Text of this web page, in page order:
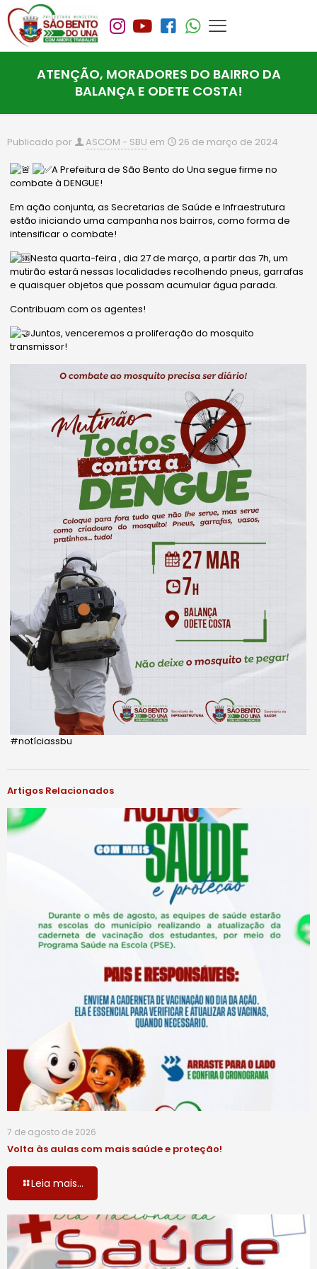
ATENÇÃO, MORADORES DO BAIRRO DA
BALANÇA E ODETE COSTA!
Publicado por ASCOM - SBU em 26 de março de 2024
A Prefeitura de São Bento do Una segue firme no
combate à DENGUE!
Em ação conjunta, as Secretarias de Saúde e Infraestrutura
estão iniciando uma campanha nos bairros, como forma de
intensificar o combate!
Nesta quarta-feira , dia 27 de março, a partir das 7h, um
mutirão estará nessas localidades recolhendo pneus, garrafas
e quaisquer objetos que possam acumular água parada.
Contribuam com os agentes!
Juntos, venceremos a proliferação do mosquito
transmissor!
#notíciassbu
Artigos Relacionados
7 de agosto de 2026
Volta às aulas com mais saúde e proteção!
Leia mais...